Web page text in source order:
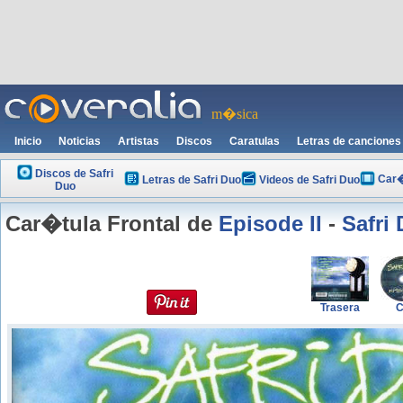
m�sica
Inicio Noticias Artistas Discos Caratulas Letras de canciones
Discos de Safri
Duo
Letras de Safri Duo Videos de Safri Duo
Car�tula Frontal de Episode II - Safri
Trasera